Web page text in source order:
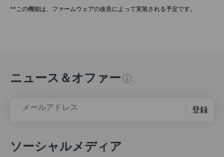
**この機能は、ファームウェアの改良によって実装される予定です。
ニュース＆オファー
メールアドレス 登録
ソーシャルメディア